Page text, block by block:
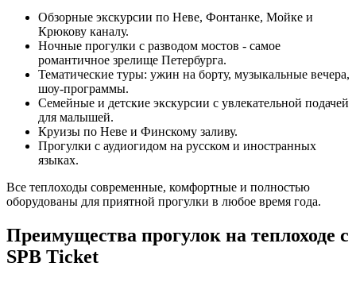
Обзорные экскурсии по Неве, Фонтанке, Мойке и
Крюкову каналу.
Ночные прогулки с разводом мостов - самое
романтичное зрелище Петербурга.
Тематические туры: ужин на борту, музыкальные вечера,
шоу-программы.
Семейные и детские экскурсии с увлекательной подачей
для малышей.
Круизы по Неве и Финскому заливу.
Прогулки с аудиогидом на русском и иностранных
языках.
Все теплоходы современные, комфортные и полностью
оборудованы для приятной прогулки в любое время года.
Преимущества прогулок на теплоходе с
SPB Ticket